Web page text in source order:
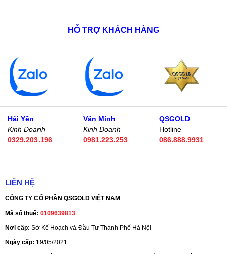
HỖ TRỢ KHÁCH HÀNG
Hải Yến
Kinh Doanh
0329.203.196
Văn Minh
Kinh Doanh
0981.223.253
QSGOLD
Hotline
086.888.9931
LIÊN HỆ
CÔNG TY CỔ PHẦN QSGOLD VIỆT NAM
Mã số thuế: 0109639813
Nơi cấp: Sở Kế Hoạch và Đầu Tư Thành Phố Hà Nội
Ngày cấp: 19/05/2021